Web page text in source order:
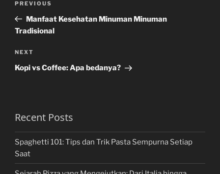
Previous
Post
PREVIOUS
Manfaat Kesehatan Minuman Minuman
Tradisional
Next
Post
NEXT
Kopi vs Coffee: Apa bedanya?
Recent Posts
Spaghetti 101: Tips dan Trik Pasta Sempurna Setiap
Saat